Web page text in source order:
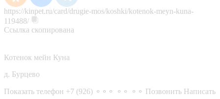
https://kinpet.ru/card/drugie-mos/koshki/kotenok-meyn-kuna-
119488/
Ссылка скопирована
Котенок мейн Куна
д. Бурцево
Показать телефон +7 (926) ⚬⚬⚬ ⚬⚬ ⚬⚬ Позвонить Написать